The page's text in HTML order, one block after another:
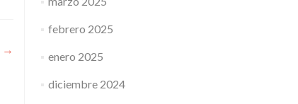
→
febrero 2025
enero 2025
diciembre 2024